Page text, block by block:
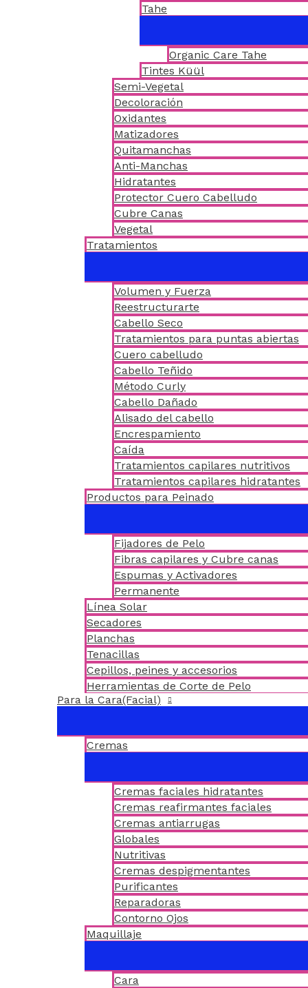
Tahe
Organic Care Tahe
Tintes Küül
Semi-Vegetal
Decoloración
Oxidantes
Matizadores
Quitamanchas
Anti-Manchas
Hidratantes
Protector Cuero Cabelludo
Cubre Canas
Vegetal
Tratamientos
Volumen y Fuerza
Reestructurarte
Cabello Seco
Tratamientos para puntas abiertas
Cuero cabelludo
Cabello Teñido
Método Curly
Cabello Dañado
Alisado del cabello
Encrespamiento
Caída
Tratamientos capilares nutritivos
Tratamientos capilares hidratantes
Productos para Peinado
Fijadores de Pelo
Fibras capilares y Cubre canas
Espumas y Activadores
Permanente
Línea Solar
Secadores
Planchas
Tenacillas
Cepillos, peines y accesorios
Herramientas de Corte de Pelo
Para la Cara(Facial)
Cremas
Cremas faciales hidratantes
Cremas reafirmantes faciales
Cremas antiarrugas
Globales
Nutritivas
Cremas despigmentantes
Purificantes
Reparadoras
Contorno Ojos
Maquillaje
Cara